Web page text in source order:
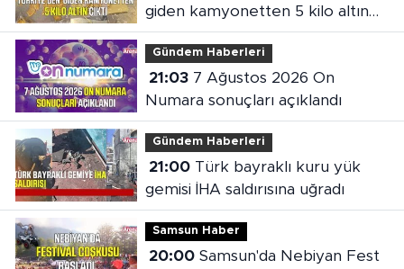
giden kamyonetten 5 kilo altın
çıktı
Gündem Haberleri
21:037 Ağustos 2026 On
Numara sonuçları açıklandı
Gündem Haberleri
21:00Türk bayraklı kuru yük
gemisi İHA saldırısına uğradı
Samsun Haber
20:00Samsun'da Nebiyan Fest